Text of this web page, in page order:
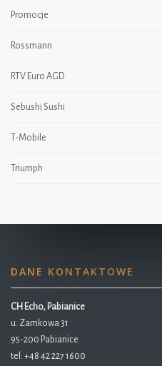
Promocje
Rossmann
RTV Euro AGD
Sebushi Sushi
T-Mobile
Triumph
DANE KONTAKTOWE
CH Echo, Pabianice
u. Zamkowa 31
95-200 Pabianice
tel: +48 42 227 1600